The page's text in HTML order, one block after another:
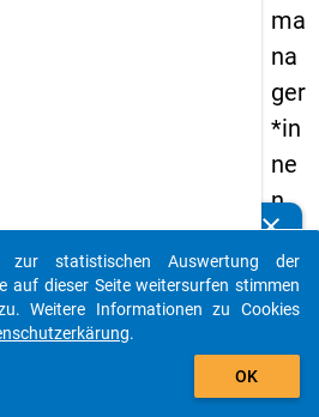
ma
na
ger
*in
ne
n.
Ge
nes
e
clear
die auf Basis unserer
Dann teilen Sie uns diese
auto_stories
zur statistischen Auswertung der
auf dieser Seite weitersurfen stimmen
Weitere Informationen zu Cookies
.
OK